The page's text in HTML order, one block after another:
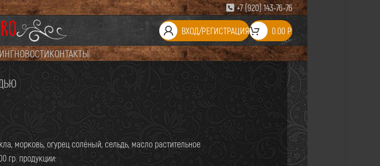
+7 (920) 143-76-76
ВХОД/РЕГИСТРАЦИЯ 0.00 Р.
НОВОСТИКОНТАКТЫ
морковь, огурец солёный, сельдь, масло растительное
гр. продукции:
ОТКРЫТА: 09:00-20:00
НА СЕГОДНЯ ЗАКОНЧЕН